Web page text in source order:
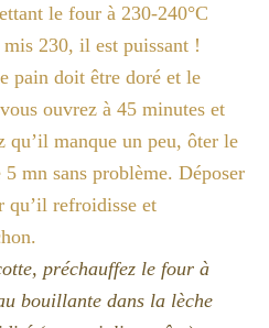
le four à 230-240°C
230, il est puissant !
pain doit être doré et le
ouvrez à 45 minutes et
qu’il manque un peu, ôter le
5 mn sans problème. Déposer
qu’il refroidisse et
préchauffez le four à
bouillante dans la lèche